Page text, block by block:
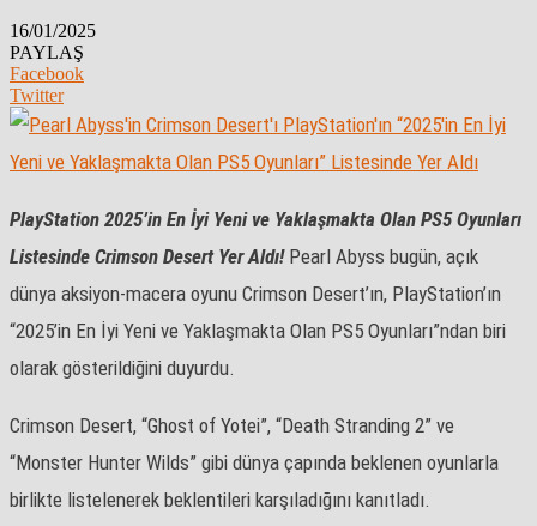
16/01/2025
PAYLAŞ
Facebook
Twitter
PlayStation 2025’in En İyi Yeni ve Yaklaşmakta Olan PS5 Oyunları
Listesinde Crimson Desert Yer Aldı!Pearl Abyss bugün, açık
dünya aksiyon-macera oyunu Crimson Desert’ın, PlayStation’ın
“2025’in En İyi Yeni ve Yaklaşmakta Olan PS5 Oyunları”ndan biri
olarak gösterildiğini duyurdu.
Crimson Desert, “Ghost of Yotei”, “Death Stranding 2” ve
“Monster Hunter Wilds” gibi dünya çapında beklenen oyunlarla
birlikte listelenerek beklentileri karşıladığını kanıtladı.